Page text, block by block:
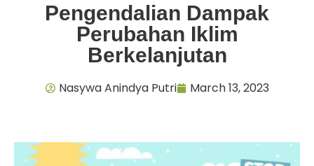
Pengendalian Dampak
Perubahan Iklim
Berkelanjutan
Nasywa Anindya Putri March 13, 2023